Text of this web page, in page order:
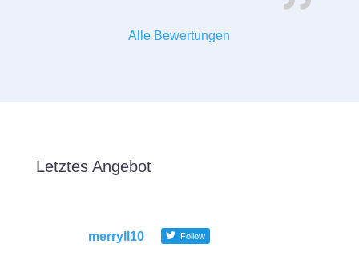
Alle Bewertungen
Letztes Angebot
merryll10 Follow